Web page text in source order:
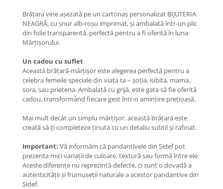
BRĂȚĂRI CU ȘNUR REGLABIL
Brățări din Aur cu șnur reglabil
Brățări din Argint cu șnur reglabil
Brățări din Aur cu pietre
semiprețioase
Brățări din Argint cu pietre
semiprețioase
Brățări elastice cu pietre
semiprețioase
Brățări de picior din Aur
Brățări de picior din Argint
COLIERE
Brățara vine așezată pe un cartonaș personalizat BIJUTERIA
NEAGRĂ, cu șnur alb-roșu imprimat, și ambalată într-un plic
din folie transparentă, perfectă pentru a fi oferită în luna
Mărțișorului.
Un cadou cu suflet
Această brățară-mărțișor este alegerea perfectă pentru a
celebra femeile speciale din viața ta – șoția, iubita, mama,
sora, sau prietena. Ambalată cu grijă, este gata să fie oferită
cadou, transformând fiecare gest într-o amintire prețioasă.
Mai mult decât un simplu mărțișor, această brățară este
creată să-ți completeze ținuta cu un detaliu subtil și rafinat.
Important: Vă informăm că pandantivele din Sidef pot
prezenta mici variații de culoare, textură sau formă între ele.
Aceste diferențe nu reprezintă defecte, ci sunt o dovadă a
autenticității și frumuseții naturale a acestor pandantive din
Sidef.